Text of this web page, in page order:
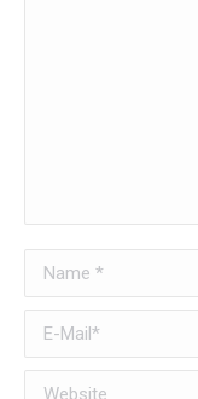
Name *
E-Mail *
Website